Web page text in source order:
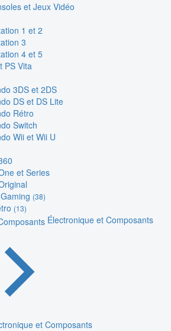
et Jeux Vidéo
1 et 2
3
4 et 5
PS Vita
3DS et 2DS
DS et DS Lite
Rétro
Switch
Wii et Wii U
et Series
(38)
(13)
Électronique et Composants
et Composants